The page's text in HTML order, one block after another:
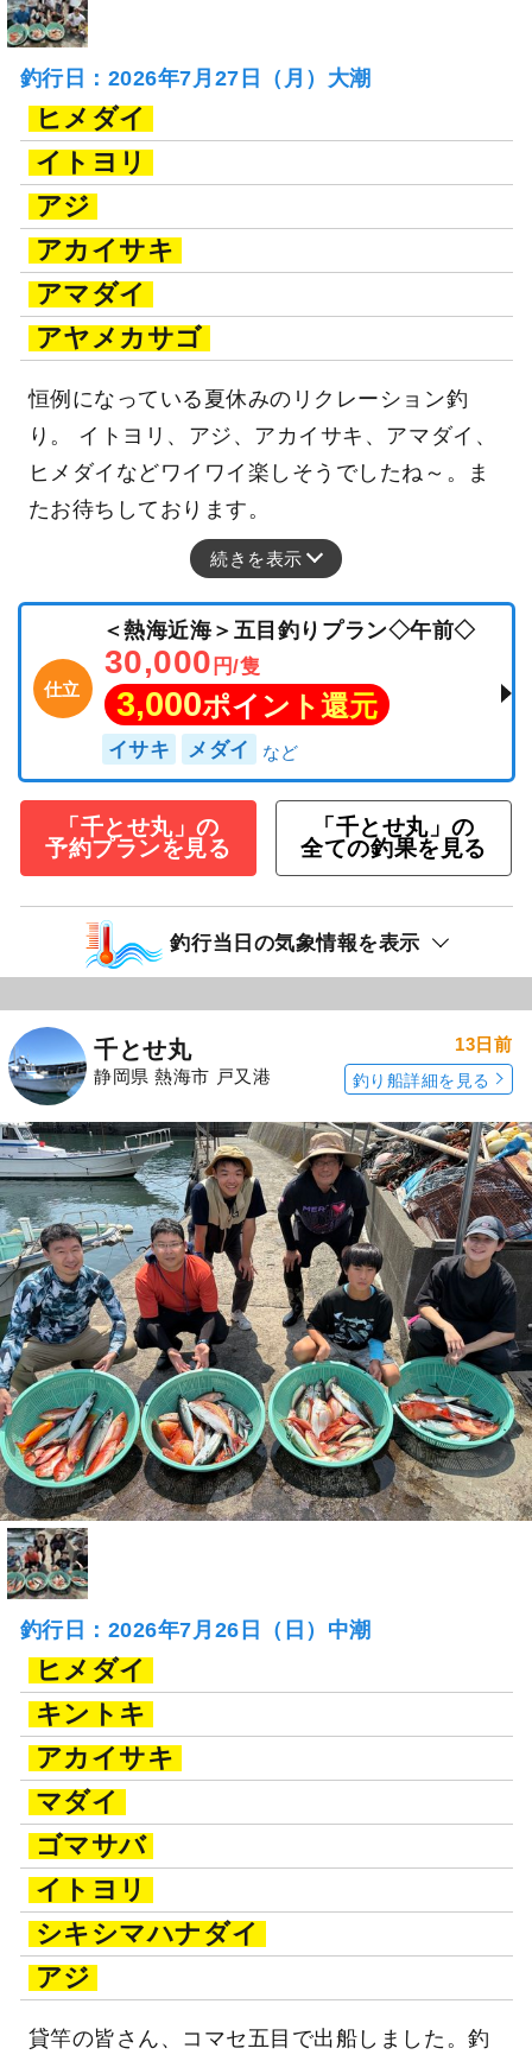
釣行日：2026年7月27日（月）大潮
ヒメダイ
イトヨリ
アジ
アカイサキ
アマダイ
アヤメカサゴ
恒例になっている夏休みのリクレーション釣
り。 イトヨリ、アジ、アカイサキ、アマダイ、
ヒメダイなどワイワイ楽しそうでしたね～。ま
たお待ちしております。
続きを表示
仕立
＜熱海近海＞五目釣りプラン◇午前◇
30,000 円/隻
3,000ポイント還元
イサキ メダイ
「千とせ丸」の
予約プランを見る
「千とせ丸」の
全ての釣果を見る
釣行当日の気象情報を表示
千とせ丸
静岡県 熱海市 戸又港
13日前
釣り船詳細を見る
釣行日：2026年7月26日（日）中潮
ヒメダイ
キントキ
アカイサキ
マダイ
ゴマサバ
イトヨリ
シキシマハナダイ
アジ
貸竿の皆さん、コマセ五目で出船しました。釣